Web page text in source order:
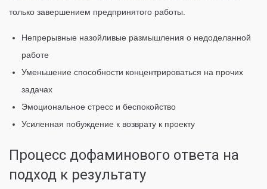
только завершением предпринятого работы.
Непрерывные назойливые размышления о недоделанной
работе
Уменьшение способности концентрироваться на прочих
задачах
Эмоциональное стресс и беспокойство
Усиленная побуждение к возврату к проекту
Процесс дофаминового ответа на
подход к результату